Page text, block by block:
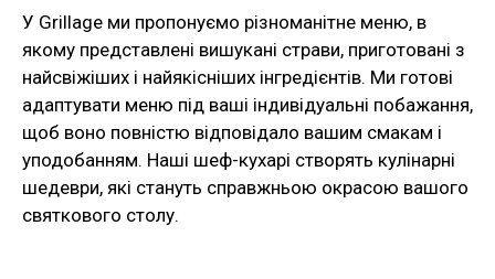
У Grillage ми пропонуємо різноманітне меню, в
якому представлені вишукані страви, приготовані з
найсвіжіших і найякісніших інгредієнтів. Ми готові
адаптувати меню під ваші індивідуальні побажання,
щоб воно повністю відповідало вашим смакам і
уподобанням. Наші шеф-кухарі створять кулінарні
шедеври, які стануть справжньою окрасою вашого
святкового столу.